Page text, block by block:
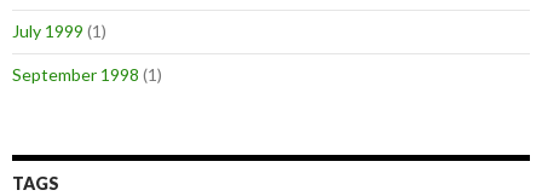
July 1999 (1)
September 1998 (1)
TAGS